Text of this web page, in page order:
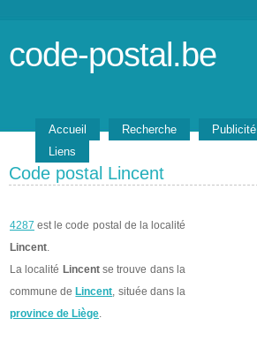
code-postal.be
Accueil Recherche Publicité
Liens
Code postal Lincent
4287 est le code postal de la localité
Lincent.
La localité Lincentse trouve dans la
commune de Lincent, située dans la
province de Liège.